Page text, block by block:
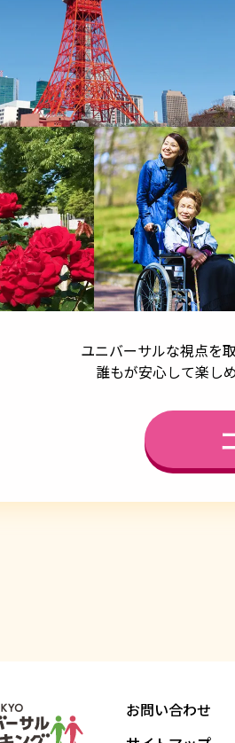
ユニバーサルな視点を
誰もが安心して楽し
お問い合わせ